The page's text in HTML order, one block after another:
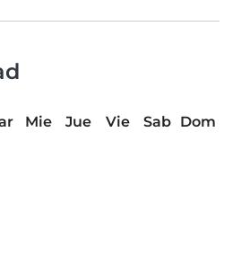
Mie Jue Vie Sab
Dom